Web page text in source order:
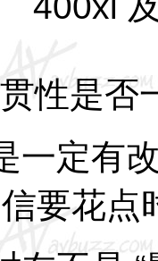
性是否
一定有
要花点